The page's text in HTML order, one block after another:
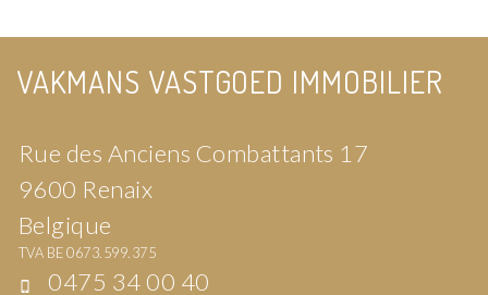
VAKMANS VASTGOED IMMOBILIER
Rue des Anciens Combattants 17
9600 Renaix
Belgique
TVA BE 0673.599.375
0475 34 00 40